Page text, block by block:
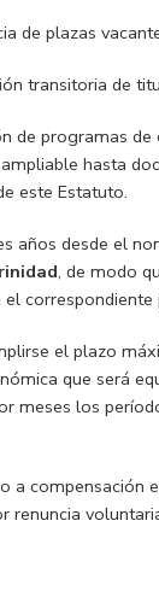
de plazas
transitoria de
de programas
hasta
este Estatuto.
años desde el
, de modo
el
el plazo
que será
meses los
a compensación
renuncia